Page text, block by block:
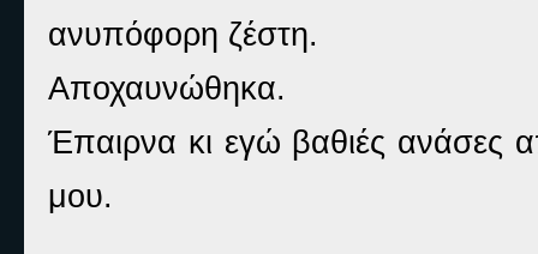
ανυπόφορη ζέστη.
Αποχαυνώθηκα.
Έπαιρνα κι εγώ βαθιές ανάσες
μου.